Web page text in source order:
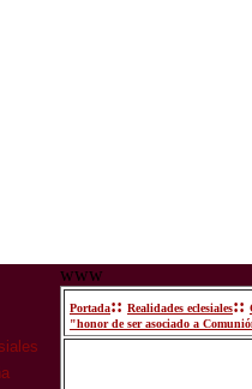
www
Portada:: Realidades eclesiales::
"honor de ser asociado a